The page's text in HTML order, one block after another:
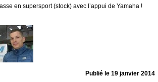
en supersport (stock) avec l’appui de Yamaha !
Publié le 19 janvier 2014